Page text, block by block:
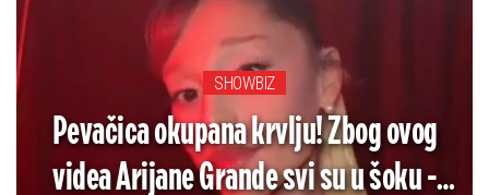
SHOWBIZ
Pevačica okupana krvlju! Zbog ovog
videa Arijane Grande svi su u šoku -